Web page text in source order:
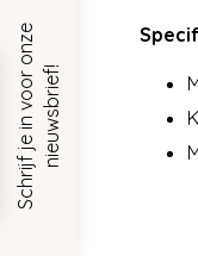
S
c
h
r
i
j
f
j
e
i
n
v
o
o
r
o
n
z
e
n
i
e
u
w
s
b
r
i
e
f!